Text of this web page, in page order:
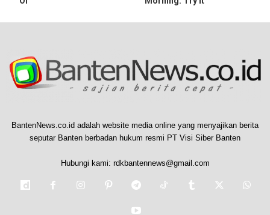
BantenNews.co.id adalah website media online yang menyajikan berita
seputar Banten berbadan hukum resmi PT Visi Siber Banten
Hubungi kami: rdkbantennews@gmail.com